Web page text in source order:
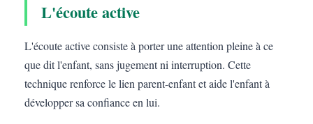
L'écoute active
L'écoute active consiste à porter une attention pleine à ce
que dit l'enfant, sans jugement ni interruption. Cette
technique renforce le lien parent-enfant et aide l'enfant à
développer sa confiance en lui.